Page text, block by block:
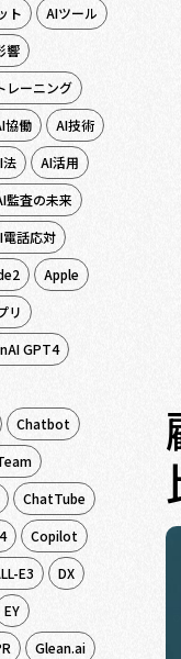
ト
AIツール
響
レーニング
協働
AI技術
法
AI活用
監査の未来
電話応対
Apple
リ
GPT4
Chatbot
ChatTube
Copilot
E3
DX
EY
Glean.ai